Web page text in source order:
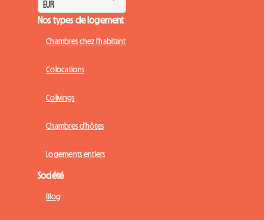
Nos types de logement
Chambres chez l'habitant
Colocations
Colivings
Chambres d'hôtes
Logements entiers
Société
Blog